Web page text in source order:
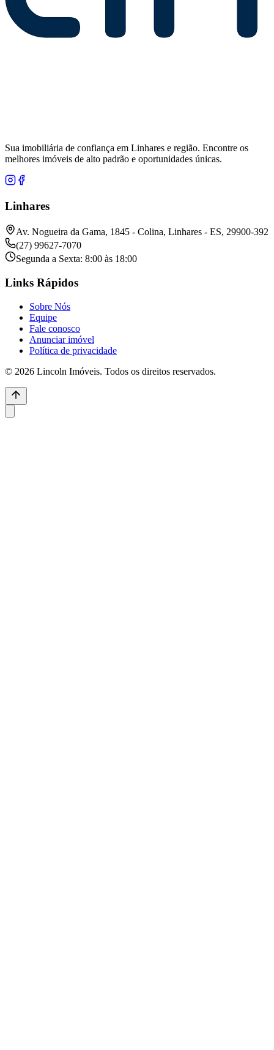
Sua imobiliária de confiança em Linhares e região. Encontre os
melhores imóveis de alto padrão e oportunidades únicas.
Linhares
Av. Nogueira da Gama, 1845 - Colina, Linhares - ES, 29900-392
(27) 99627-7070
Segunda a Sexta: 8:00 às 18:00
Links Rápidos
Sobre Nós
Equipe
Fale conosco
Anunciar imóvel
Política de privacidade
© 2026 Lincoln Imóveis. Todos os direitos reservados.